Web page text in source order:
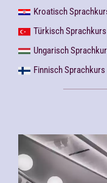
Kroatisch
Türkisch Sprachkurs
Ungarisch
Finnisch Sprachkurs